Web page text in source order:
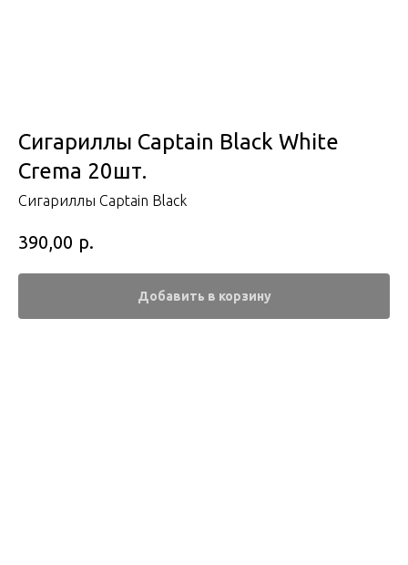
Сигариллы Captain Black White
Crema 20шт.
Сигариллы Captain Black
390,00 р.
Добавить в корзину